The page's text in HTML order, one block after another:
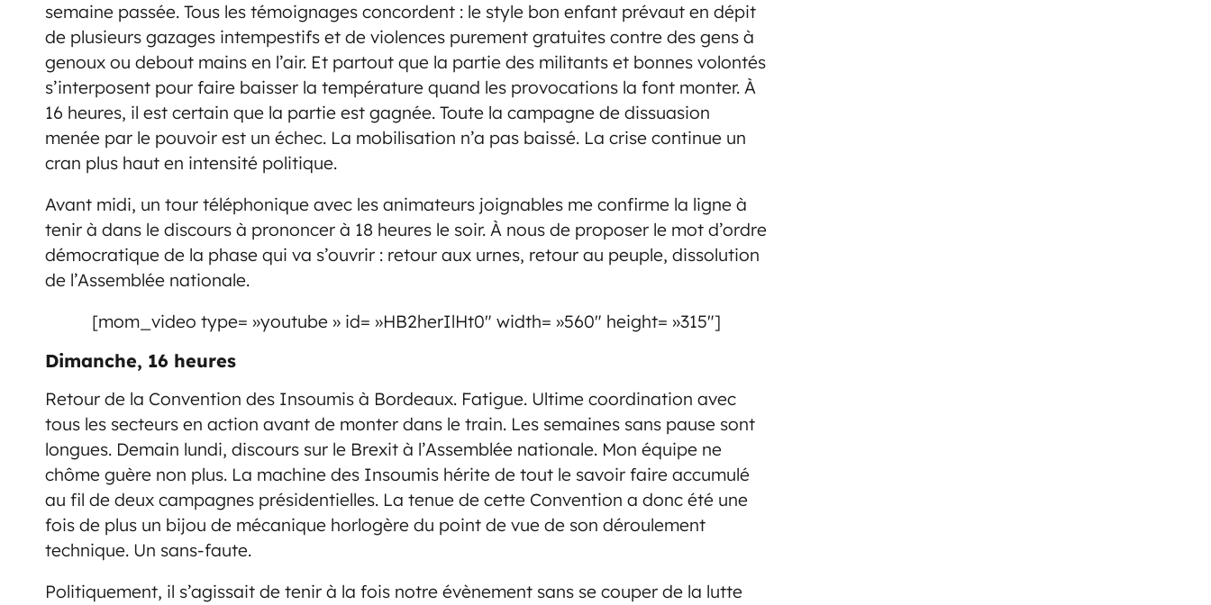
semaine passée. Tous les témoignages concordent : le style bon enfant prévaut en dépit
de plusieurs gazages intempestifs et de violences purement gratuites contre des gens à
genoux ou debout mains en l’air. Et partout que la partie des militants et bonnes volontés
s’interposent pour faire baisser la température quand les provocations la font monter. À
16 heures, il est certain que la partie est gagnée. Toute la campagne de dissuasion
menée par le pouvoir est un échec. La mobilisation n’a pas baissé. La crise continue un
cran plus haut en intensité politique.
Avant midi, un tour téléphonique avec les animateurs joignables me confirme la ligne à
tenir à dans le discours à prononcer à 18 heures le soir. À nous de proposer le mot d’ordre
démocratique de la phase qui va s’ouvrir : retour aux urnes, retour au peuple, dissolution
de l’Assemblée nationale.
[mom_video type= »youtube » id= »HB2herIlHt0″ width= »560″ height= »315″]
Dimanche, 16 heures
Retour de la Convention des Insoumis à Bordeaux. Fatigue. Ultime coordination avec
tous les secteurs en action avant de monter dans le train. Les semaines sans pause sont
longues. Demain lundi, discours sur le Brexit à l’Assemblée nationale. Mon équipe ne
chôme guère non plus. La machine des Insoumis hérite de tout le savoir faire accumulé
au fil de deux campagnes présidentielles. La tenue de cette Convention a donc été une
fois de plus un bijou de mécanique horlogère du point de vue de son déroulement
technique. Un sans-faute.
Politiquement, il s’agissait de tenir à la fois notre évènement sans se couper de la lutte